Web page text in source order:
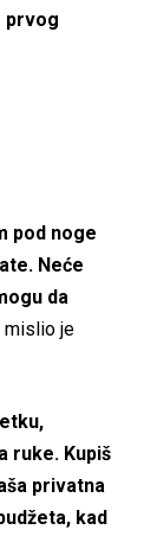
prvog
pod noge
Neće
da
mislio je
ruke. Kupiš
privatna
kad